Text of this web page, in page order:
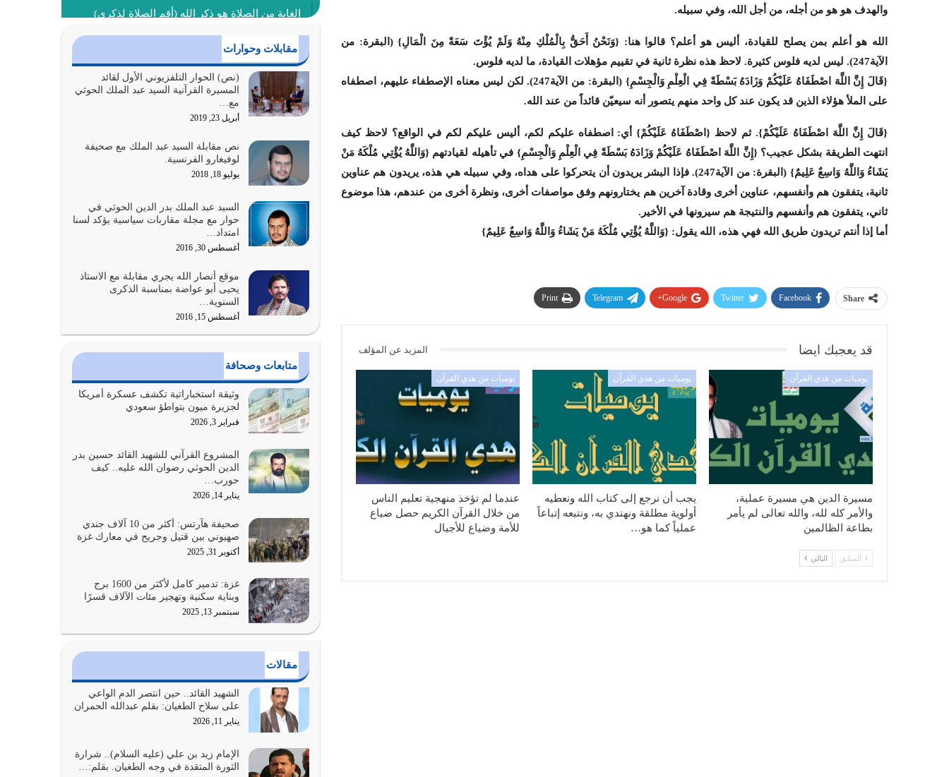
والهدف هو هو من أجله، من أجل الله، وفي سبيله.
الله هو أعلم بمن يصلح للقيادة، أليس هو أعلم؟ قالوا هنا: {وَنَحْنُ أَحَقُّ بِالْمُلْكِ مِنْهُ وَلَمْ يُؤْتَ سَعَةً مِنَ الْمَالِ} (البقرة: من
الآية247). ليس لديه فلوس كثيرة. لاحظ هذه نظرة ثانية في تقييم مؤهلات القيادة، ما لديه فلوس.
{قَالَ إِنَّ اللَّهَ اصْطَفَاهُ عَلَيْكُمْ وَزَادَهُ بَسْطَةً فِي الْعِلْمِ وَالْجِسْمِ} (البقرة: من الآية247). لكن ليس معناه الإصطفاء عليهم، اصطفاه
على الملأ هؤلاء الذين قد يكون عند كل واحد منهم يتصور أنه سيعيّن قائداً من عند الله.
{قَالَ إِنَّ اللَّهَ اصْطَفَاهُ عَلَيْكُمْ}. ثم لاحظ {اصْطَفَاهُ عَلَيْكُمْ} أي: اصطفاه عليكم لكم، أليس عليكم لكم في الواقع؟ لاحظ كيف
انتهت الطريقة بشكل عجيب؟ {إِنَّ اللَّهَ اصْطَفَاهُ عَلَيْكُمْ وَزَادَهُ بَسْطَةً فِي الْعِلْمِ وَالْجِسْمِ} في تأهيله لقيادتهم {وَاللَّهُ يُؤْتِي مُلْكَهُ مَنْ
يَشَاءُ وَاللَّهُ وَاسِعٌ عَلِيمٌ} (البقرة: من الآية247). فإذا البشر يريدون أن يتحركوا على هداه، وفي سبيله هي هذه، يريدون هم عناوين
ثانية، يتفقون هم وأنفسهم، عناوين أخرى وقادة آخرين هم يختارونهم وفق مواصفات أخرى، ونظرة أخرى من عندهم، هذا موضوع
ثاني، يتفقون هم وأنفسهم والنتيجة هم سيرونها في الأخير.
أما إذا أنتم تريدون طريق الله فهي هذه، الله يقول: {وَاللَّهُ يُؤْتِي مُلْكَهُ مَنْ يَشَاءُ وَاللَّهُ وَاسِعٌ عَلِيمٌ}
Share
Facebook
Twitter
Google+
Telegram
Print
قد يعجبك ايضا المزيد عن المؤلف
يوميات من هدي القرآن
مسيرة الدين هي مسيرة عملية،
والأمر كله لله، والله تعالى لم يأمر
بطاعة الظالمين
يوميات من هدي القرآن
يجب أن نرجع إلى كتاب الله ونعطيه
أولوية مطلقة ونهتدي به، ونتبعه إتباعاً
عملياً كما هو…
يوميات من هدي القرآن
عندما لم تؤخذ منهجية تعليم الناس
من خلال القرآن الكريم حصل ضياع
للأمة وضياع للأجيال
السابق التالي
الغاية من الصلاة هو ذكر الله (أقم الصلاة لذكري)
أغسطس 2, 2026
السبب الرئيسي لشقاء الأمة الابتعاد عن كتاب الله
والتعدي لحدود الله بالإضافات للدين
أغسطس 1, 2026
أبرز أسباب الشقاء هو الإعراض عن ذكر الله وعن هدى
الله المتمثل في القرآن الكريم
يوليو 31, 2026
أولياء الشيطان كلما كانوا أكثر ولاءً وطاعة للشيطان
كلما كانوا أكثر ضعفاً
يوليو 30, 2026
والرزق والاستبشار والنجاة والخلود في…
يوليو 29, 2026
هل نحن من الصالحين؟ قيِّم نفسك هنا اترك القرآن
على أصله وأعرض نفسك، وأعرض ما لديك على…
يوليو 27, 2026
عندما يكون عدوك هو عدو الله معناه أن تكون نقاط
الضعف فيه كثيرة وسينصرك الله عليه إذا…
يوليو 26, 2026
أراد الله لهذه الأمة ان تكون خير امة أخرجت للناس
بالنهوض بالأمر بالمعروف والنهي عن…
يوليو 25, 2026
الدين الذي شرعه الله لا يجوز أن يخضع لآرائنا وأهوائنا
واجتهاداتنا لأننا سنختلف ونتفرق
يوليو 24, 2026
يجب أن نعود جميعاً الى القرآن وعندنا أخطاء جميعاً
لنعتصم بحبل الله جميعاً وليس كل…
يوليو 22, 2026
المُلك كله لله تعالى يؤتيه من يشاء وينزعه ممن يشاء
مقابلات وحوارات
(نص) الحوار التلفزيوني الأول لقائد
المسيرة القرآنية السيد عبد الملك الحوثي
مع…
أبريل 23, 2019
نص مقابلة السيد عبد الملك مع صحيفة
لوفيغارو الفرنسية.
يوليو 18, 2018
السيد عبد الملك بدر الدين الحوثي في
حوار مع مجلة مقاربات سياسية يؤكد لسنا
امتداد…
أغسطس 30, 2016
موقع أنصار الله يجري مقابلة مع الاستاذ
يحيى أبو عواضة بمناسبة الذكرى
السنوية…
أغسطس 15, 2016
متابعات وصحافة
وثيقة استخباراتية تكشف عسكرة أمريكا
لجزيرة ميون بتواطؤ سعودي
فبراير 3, 2026
المشروع القرآني للشهيد القائد حسين بدر
الدين الحوثي رضوان الله عليه.. كيف
حورب…
يناير 14, 2026
صحيفة هآرتس: أكثر من 10 آلاف جندي
صهيوني بين قتيل وجريح في معارك غزة
أكتوبر 31, 2025
غزة: تدمير كامل لأكثر من 1600 برج
وبناية سكنية وتهجير مئات الآلاف قسرًا
سبتمبر 13, 2025
مقالات
الشهيد القائد.. حين انتصر الدم الواعي
على سلاح الطغيان: بقلم عبدالله الحمران
يناير 11, 2026
الإمام زيد بن علي (عليه السلام).. شرارة
الثورة المتقدة في وجه الطغيان. بقلم:…